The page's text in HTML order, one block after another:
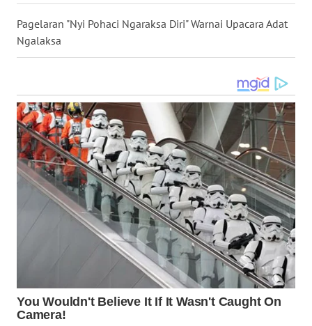
Pagelaran "Nyi Pohaci Ngaraksa Diri" Warnai Upacara Adat
Ngalaksa
WN DELI
SERDANG
TEBING
TINGGI
WN
PAKPAK
WN
KARAWANG
WN
BOGOR